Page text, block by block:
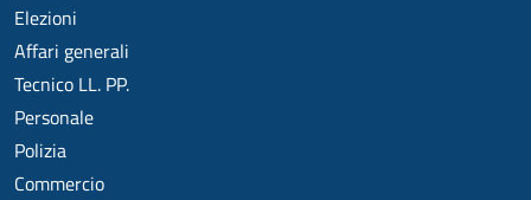
Elezioni
Affari generali
Tecnico LL. PP.
Personale
Polizia
Commercio